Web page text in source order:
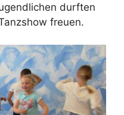
durften
freuen.